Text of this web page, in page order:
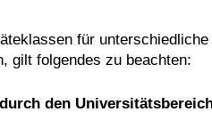
für
gilt folgendes zu beachten:
den